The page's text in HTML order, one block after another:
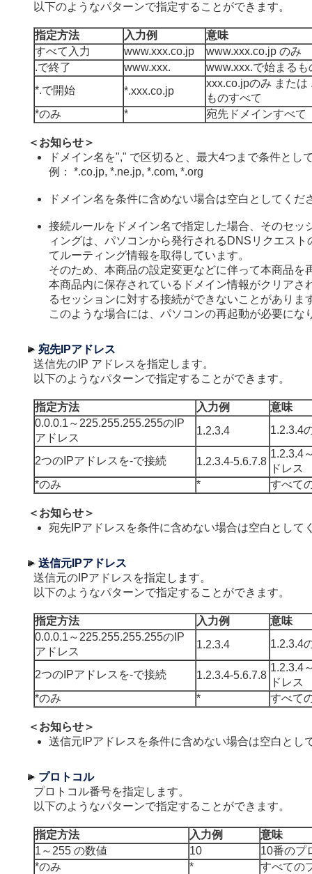
以下のようなパターンで指定することができます。
指定方法 入力例
意味
すべて入力
www.xxx.co.jp
www.xxx.co.jp のみ
.で終了
www.xxx.
www.xxx.で始まるも
*.で開始
*.xxx.co.jp
xxx.co.jpのみ または
ものすべて
*のみ
* 宛先ドメインすべて
＜お知らせ＞
ドメイン名を"," で区切ると、最大4つまで条件とし
例： *.co.jp, *.ne.jp, *.com, *.org
ドメイン名を条件に含めない場合は空白としてくだ
接続ルールをドメイン名で指定した場合、そのセッ
ィングは、パソコンから発行されるDNSリクエスト
てルーティング情報を取得しています。
そのため、本商品の設定変更などに伴って本商品を
本商品内に保存されているドメイン情報がクリアさ
るセッションに対する接続ができないことがありま
このような場合には、パソコンの再起動が必要にな
宛先IPアドレス
送信先のIP アドレスを指定します。
以下のようなパターンで指定することができます。
指定方法 入力例
意味
0.0.0.1～225.255.255.255のIP
アドレス
1.2.3.4 1.2.3.4
2つのIPアドレスを-で接続 1.2.3.4-5.6.7.8
1.2.3.4
ドレス
*のみ
* すべて
＜お知らせ＞
宛先IPアドレスを条件に含めない場合は空白として
送信元IPアドレス
送信元のIPアドレスを指定します。
以下のようなパターンで指定することができます。
指定方法 入力例
意味
0.0.0.1～225.255.255.255のIP
アドレス
1.2.3.4 1.2.3.4
2つのIPアドレスを-で接続 1.2.3.4-5.6.7.8
1.2.3.4
ドレス
*のみ
* すべて
＜お知らせ＞
送信元IPアドレスを条件に含めない場合は空白とし
プロトコル
プロトコル番号を指定します。
以下のようなパターンで指定することができます。
指定方法 入力例
意味
1～255 の数値
10
10番のプ
*のみ
*
すべての